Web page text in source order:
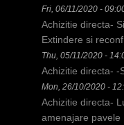
Fri, 06/11/2020 -
Achizitie directa-
Extindere si
Thu, 05/11/2020 -
Achizitie directa- -
Mon, 26/10/2020 -
Achizitie directa-
amenajare pavele